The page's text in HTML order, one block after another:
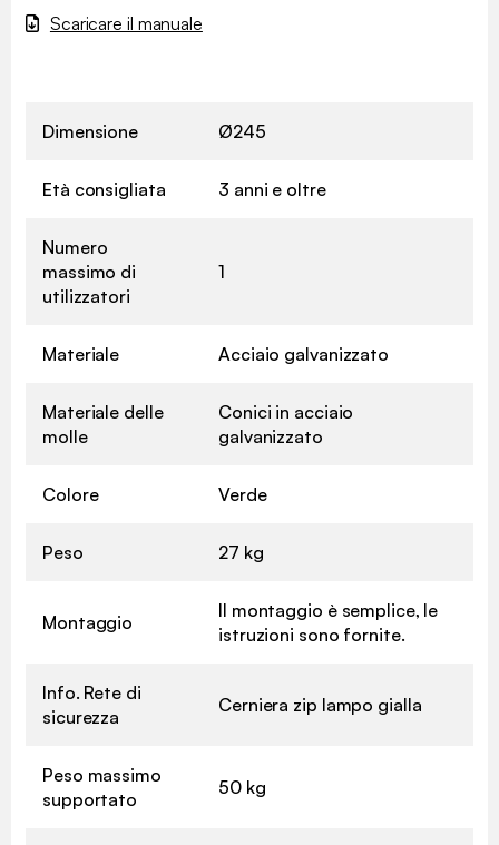
Scaricare il manuale
Dimensione Ø245
Età consigliata 3 anni e oltre
Numero
massimo di
utilizzatori
1
Materiale Acciaio galvanizzato
Materiale delle
molle
Conici in acciaio
galvanizzato
Colore Verde
Peso 27 kg
Montaggio
Il montaggio è semplice, le
istruzioni sono fornite.
Info. Rete di
sicurezza
Cerniera zip lampo gialla
Peso massimo
supportato
50 kg